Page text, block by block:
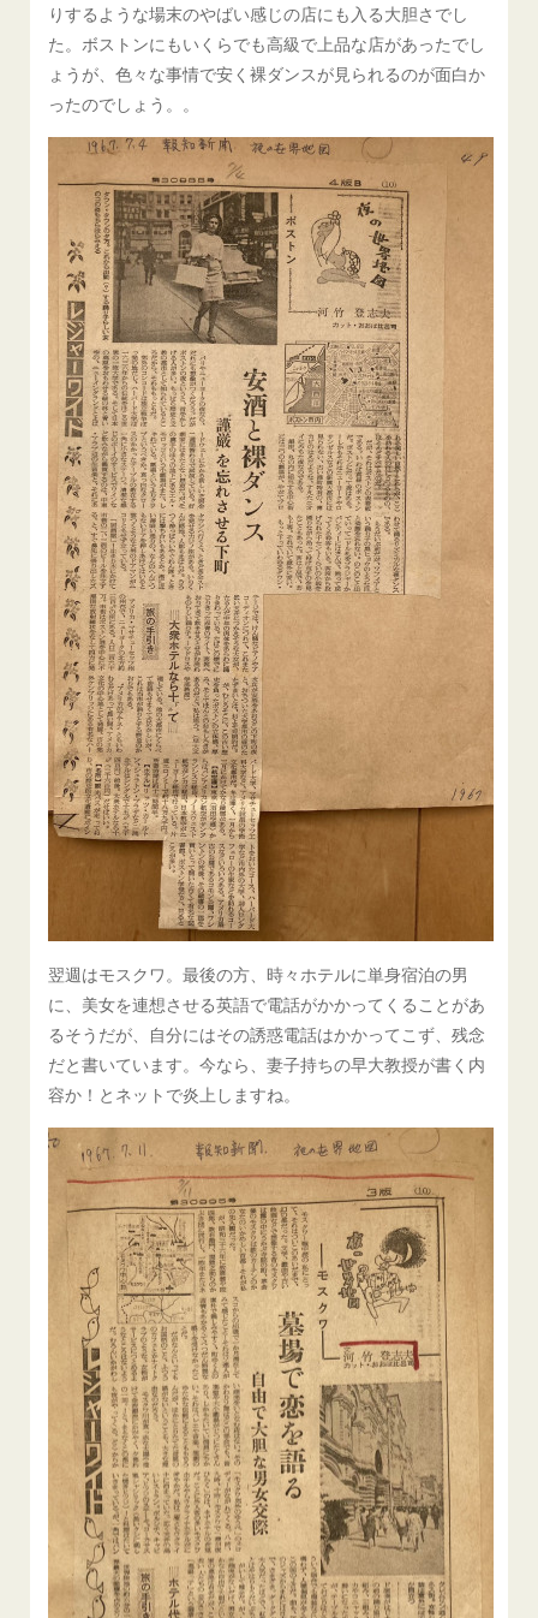
りするような場末のやばい感じの店にも入る大胆さでし
た。ボストンにもいくらでも高級で上品な店があったでし
ょうが、色々な事情で安く裸ダンスが見られるのが面白か
ったのでしょう。。
翌週はモスクワ。最後の方、時々ホテルに単身宿泊の男
に、美女を連想させる英語で電話がかかってくることがあ
るそうだが、自分にはその誘惑電話はかかってこず、残念
だと書いています。今なら、妻子持ちの早大教授が書く内
容か！とネットで炎上しますね。